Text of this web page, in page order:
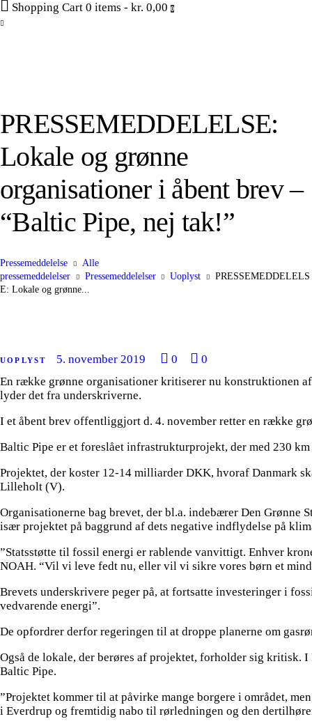
Shopping Cart 0 items - kr. 0,00 0
PRESSEMEDDELELSE:
Lokale og grønne
organisationer i åbent brev –
“Baltic Pipe, nej tak!”
Pressemeddelelse
Alle
pressemeddelelser
Pressemeddelelser Uoplyst
PRESSEMEDDELELS
E: Lokale og grønne...
UOPLYST 5. november 2019 0
0
En række grønne organisationer kritiserer nu konstruktionen
lyder det fra underskriverne.
I et åbent brev offentliggjort d. 4. november retter en række
Baltic Pipe er et foreslået infrastrukturprojekt, der med 230
Projektet, der koster 12-14 milliarder DKK, hvoraf Danmark
Lilleholt (V).
Organisationerne bag brevet, der bl.a. indebærer Den
især projektet på baggrund af dets negative indflydelse på
”Statsstøtte til fossil energi er rablende vanvittigt. Enhver
NOAH. “Vil vi leve fedt nu, eller vil vi sikre vores børn et
Brevets underskrivere peger på, at fortsatte investeringer i
vedvarende energi”.
De opfordrer derfor regeringen til at droppe planerne om
Også de lokale, der berøres af projektet, forholder sig kritisk.
Baltic Pipe.
”Projektet kommer til at påvirke mange borgere i området,
i Everdrup og fremtidig nabo til rørledningen og den